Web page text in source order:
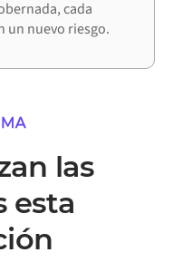
cada
un nuevo riesgo.
las
esta